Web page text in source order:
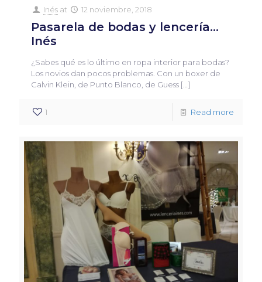
Inés at 12 noviembre, 2018
Pasarela de bodas y lencería…
Inés
¿Sabes qué es lo último en ropa interior para bodas?
Los novios dan pocos problemas. Con un boxer de
Calvin Klein, de Punto Blanco, de Guess […]
1 Read more